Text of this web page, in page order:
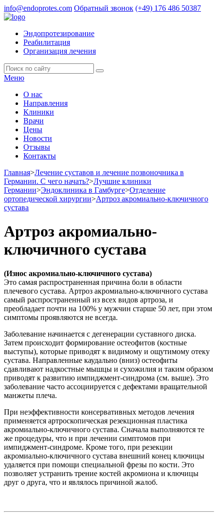
info@endoprotes.com Обратный звонок (+49) 176 486 50387
Эндопротезирование
Реабилитация
Организация лечения
Меню
О нас
Направления
Клиники
Врачи
Цены
Новости
Отзывы
Контакты
Главная>Лечение суставов и лечение позвоночника в
Германии. С чего начать?>Лучшие клиники
Германии>Эндоклиника в Гамбурге>Отделение
ортопедической хирургии>Артроз акромиально-ключичного
сустава
Артроз акромиально-
ключичного сустава
(Износ акромиально-ключичного сустава)
Это самая распространенная причина боли в области
плечевого сустава. Артроз акромиально-ключичного сустава
самый распространенный из всех видов артроза, и
преобладает почти на 100% у мужчин старше 50 лет, при этом
симптомы проявляются не всегда.
Заболевание начинается с дегенерации суставного диска.
Затем происходит формирование остеофитов (костные
выступы), которые приводят к видимому и ощутимому отеку
сустава. Направленные каудально (вниз) остеофиты
сдавливают надкостные мышцы и сухожилия и таким образом
приводят к развитию импиджмент-синдрома (см. выше). Это
заболевание часто ассоциируется с дефектами вращательной
манжеты плеча.
При неэффективности консервативных методов лечения
применяется артроскопическая резекционная пластика
акромиально-ключичного сустава. Сначала выполняются те
же процедуры, что и при лечении симптомов при
импиджмент-синдроме. Кроме того, при резекции
акромиально-ключичного сустава внешний конец ключицы
удаляется при помощи специальной фрезы по кости. Это
позволяет устранить трение костей акромиона и ключицы
друг о друга, что и являлось причиной жалоб.